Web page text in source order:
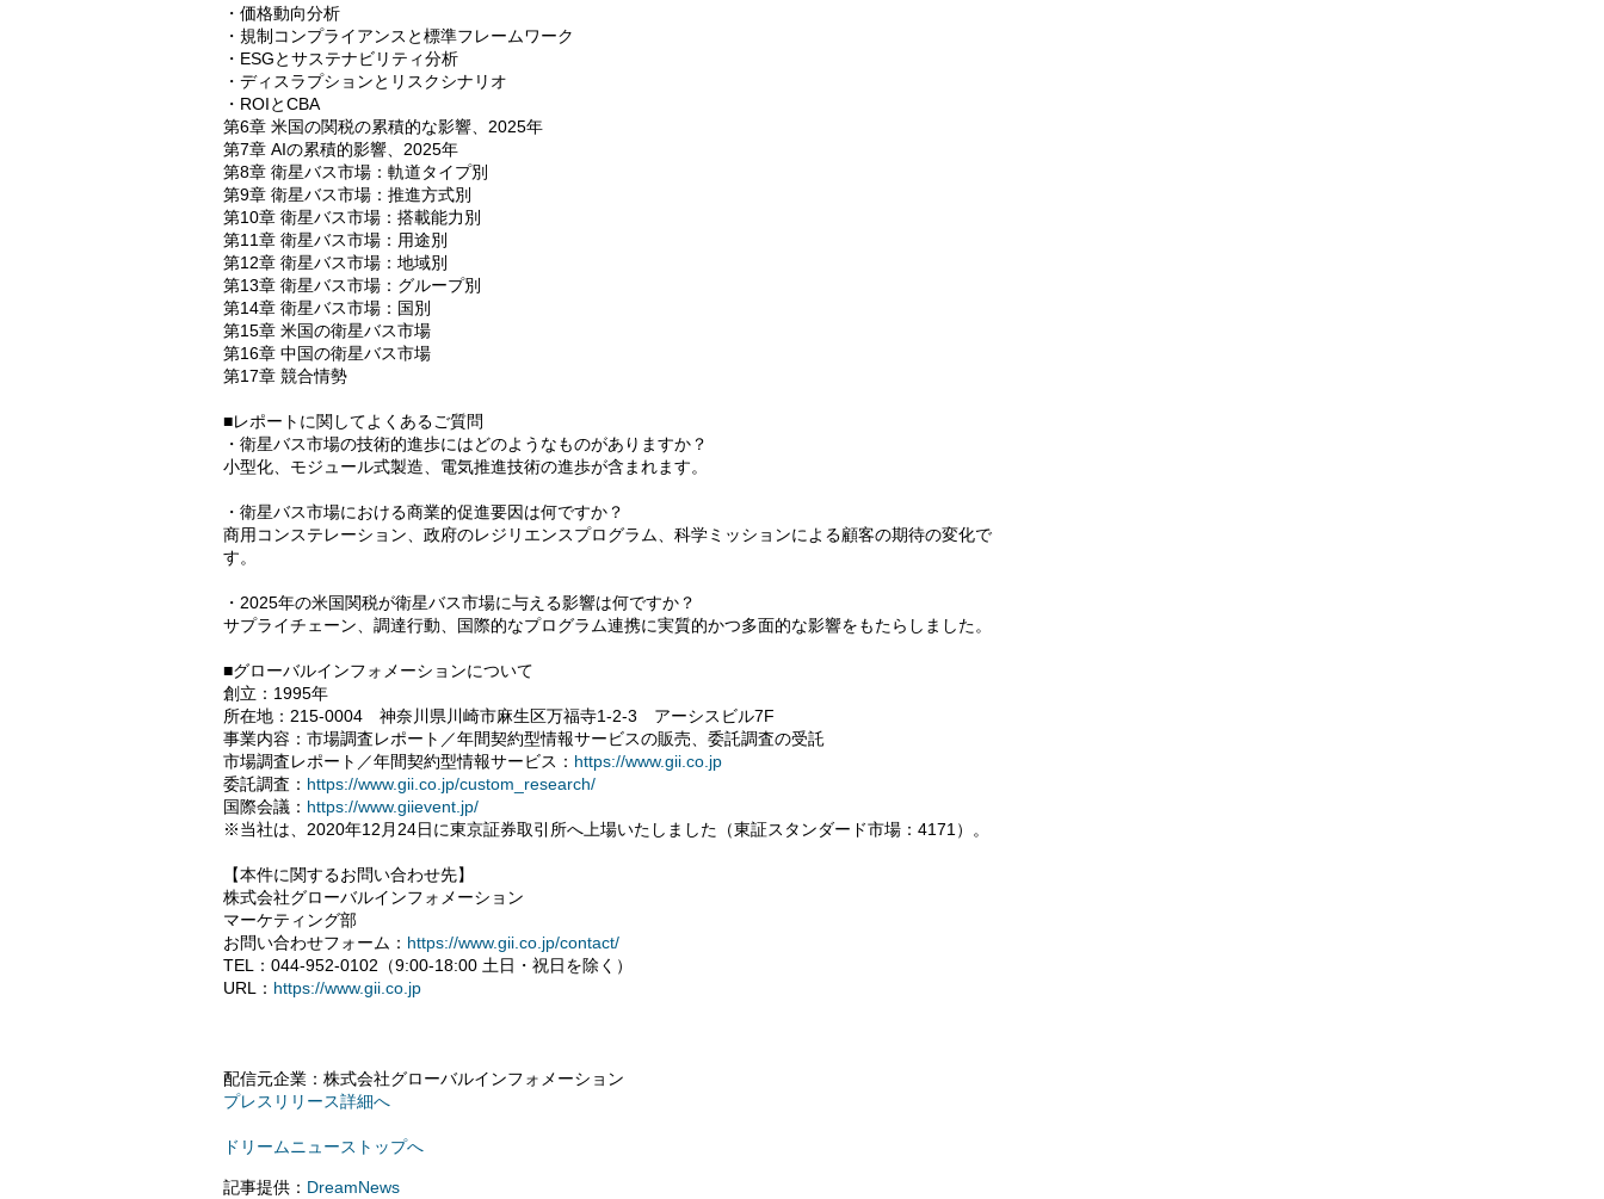
・価格動向分析
・規制コンプライアンスと標準フレームワーク
・ESGとサステナビリティ分析
・ディスラプションとリスクシナリオ
・ROIとCBA
第6章 米国の関税の累積的な影響、2025年
第7章 AIの累積的影響、2025年
第8章 衛星バス市場：軌道タイプ別
第9章 衛星バス市場：推進方式別
第10章 衛星バス市場：搭載能力別
第11章 衛星バス市場：用途別
第12章 衛星バス市場：地域別
第13章 衛星バス市場：グループ別
第14章 衛星バス市場：国別
第15章 米国の衛星バス市場
第16章 中国の衛星バス市場
第17章 競合情勢
■レポートに関してよくあるご質問
・衛星バス市場の技術的進歩にはどのようなものがありますか？
小型化、モジュール式製造、電気推進技術の進歩が含まれます。
・衛星バス市場における商業的促進要因は何ですか？
商用コンステレーション、政府のレジリエンスプログラム、科学ミッションによる顧客の期待の変化で
す。
・2025年の米国関税が衛星バス市場に与える影響は何ですか？
サプライチェーン、調達行動、国際的なプログラム連携に実質的かつ多面的な影響をもたらしました。
■グローバルインフォメーションについて
創立：1995年
所在地：215-0004 神奈川県川崎市麻生区万福寺1-2-3 アーシスビル7F
事業内容：市場調査レポート／年間契約型情報サービスの販売、委託調査の受託
市場調査レポート／年間契約型情報サービス： https://www.gii.co.jp
委託調査： https://www.gii.co.jp/custom_research/
国際会議： https://www.giievent.jp/
※当社は、2020年12月24日に東京証券取引所へ上場いたしました（東証スタンダード市場：4171）。
【本件に関するお問い合わせ先】
株式会社グローバルインフォメーション
マーケティング部
お問い合わせフォーム： https://www.gii.co.jp/contact/
TEL：044-952-0102（9:00-18:00 土日・祝日を除く）
URL： https://www.gii.co.jp
配信元企業：株式会社グローバルインフォメーション
プレスリリース詳細へ
ドリームニューストップへ
記事提供： DreamNews